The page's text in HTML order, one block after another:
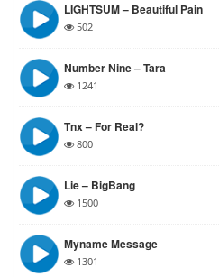
LIGHTSUM – Beautiful Pain
502
Number Nine – Tara
1241
Tnx – For Real?
800
Lie – BigBang
1500
Myname Message
1301